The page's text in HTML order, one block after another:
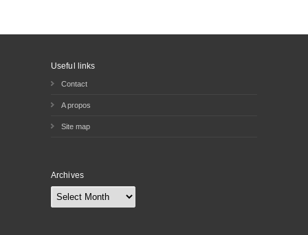
Useful links
Contact
A propos
Site map
Archives
Archives